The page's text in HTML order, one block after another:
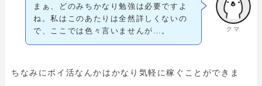
クマ
まぁ、どのみちかなり勉強は必要ですよ
ね。私はこのあたりは全然詳しくないの
で、ここでは色々言いませんが…。
ちなみにポイ活なんかはかなり気軽に稼ぐことができま